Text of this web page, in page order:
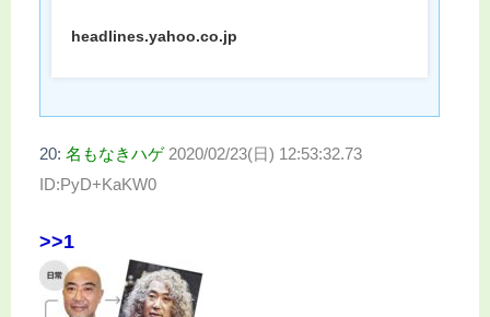
headlines.yahoo.co.jp
20: 名もなきハゲ 2020/02/23(日) 12:53:32.73
ID:PyD+KaKW0
>>1